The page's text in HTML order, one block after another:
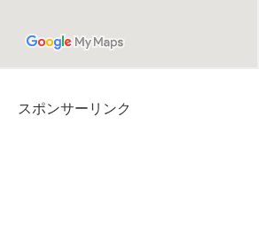
スポンサーリンク